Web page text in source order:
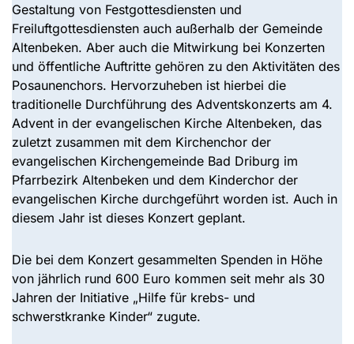
Gestaltung von Festgottesdiensten und
Freiluftgottesdiensten auch außerhalb der Gemeinde
Altenbeken. Aber auch die Mitwirkung bei Konzerten
und öffentliche Auftritte gehören zu den Aktivitäten des
Posaunenchors. Hervorzuheben ist hierbei die
traditionelle Durchführung des Adventskonzerts am 4.
Advent in der evangelischen Kirche Altenbeken, das
zuletzt zusammen mit dem Kirchenchor der
evangelischen Kirchengemeinde Bad Driburg im
Pfarrbezirk Altenbeken und dem Kinderchor der
evangelischen Kirche durchgeführt worden ist. Auch in
diesem Jahr ist dieses Konzert geplant.
Die bei dem Konzert gesammelten Spenden in Höhe
von jährlich rund 600 Euro kommen seit mehr als 30
Jahren der Initiative „Hilfe für krebs- und
schwerstkranke Kinder“ zugute.